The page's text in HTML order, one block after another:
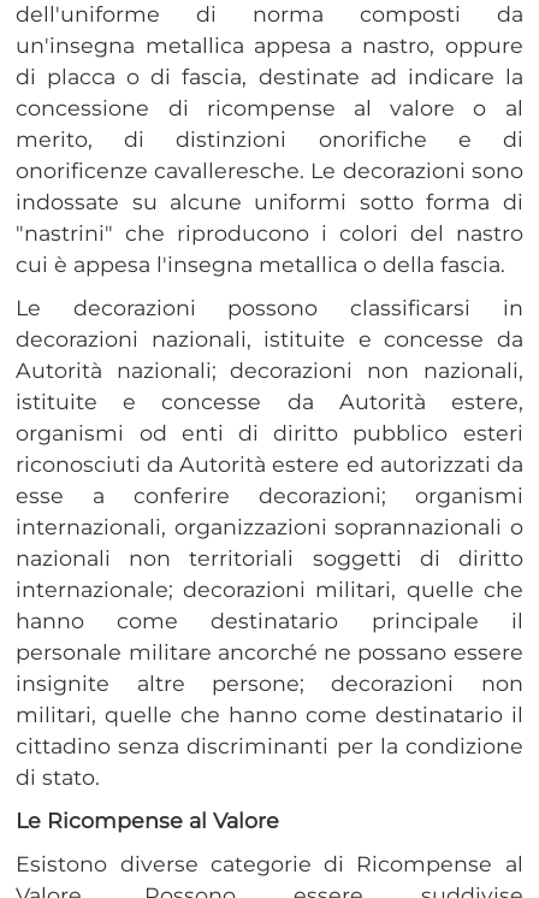
dell'uniforme di norma composti da
un'insegna metallica appesa a nastro, oppure
di placca o di fascia, destinate ad indicare la
concessione di ricompense al valore o al
merito, di distinzioni onorifiche e di
onorificenze cavalleresche. Le decorazioni sono
indossate su alcune uniformi sotto forma di
"nastrini" che riproducono i colori del nastro
cui è appesa l'insegna metallica o della fascia.
Le decorazioni possono classificarsi in
decorazioni nazionali, istituite e concesse da
Autorità nazionali; decorazioni non nazionali,
istituite e concesse da Autorità estere,
organismi od enti di diritto pubblico esteri
riconosciuti da Autorità estere ed autorizzati da
esse a conferire decorazioni; organismi
internazionali, organizzazioni soprannazionali o
nazionali non territoriali soggetti di diritto
internazionale; decorazioni militari, quelle che
hanno come destinatario principale il
personale militare ancorché ne possano essere
insignite altre persone; decorazioni non
militari, quelle che hanno come destinatario il
cittadino senza discriminanti per la condizione
di stato.
Le Ricompense al Valore
Esistono diverse categorie di Ricompense al